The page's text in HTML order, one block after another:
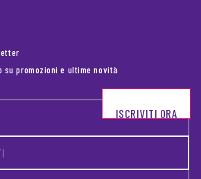
su promozioni e ultime novità
ISCRIVITI ORA